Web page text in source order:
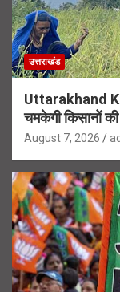
उत्तराखंड
Uttarakhand
चमकेगी किसानों
August 7, 2026